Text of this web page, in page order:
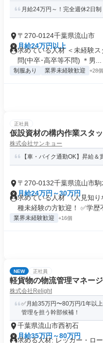
月給24万円～！完全週休2日
〒270-0124千葉県流山市
月給24万円以上
求めている人材 ＜未経験
問(中卒･高卒等不問) ＊男...
制服あり 業界未経験歓迎 +28個
正社員
仮設資材の構内作業スタ
株式会社サンキョー
【車・バイク通勤OK】昇給＆
〒270-0132千葉県流山市駒
月給24万円～30万円
求めている人材 《人見知
種未経験の方歓迎！ ✅学歴
業界未経験歓迎 +16個
NEW 正社員
軽貨物の物流管理マネー
株式会社Relight
✅️月給35万円〜80万円/1年以
管理を担う幹部候補！
千葉県流山市西初石
月給35万円～80万円
求める人材: レッカー・ロ